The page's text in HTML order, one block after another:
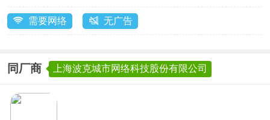
需要网络 无广告
同厂商 上海波克城市网络科技股份有限公司